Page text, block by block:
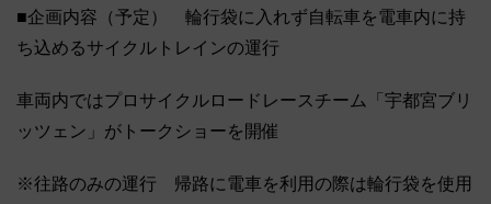
■企画内容（予定） 輪行袋に入れず自転車を電車内に持
ち込めるサイクルトレインの運行
車両内ではプロサイクルロードレースチーム「宇都宮ブリ
ッツェン」がトークショーを開催
※往路のみの運行 帰路に電車を利用の際は輪行袋を使用